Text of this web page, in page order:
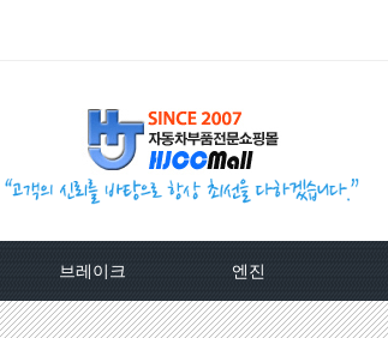
센서
브레이크
베스트브레이크패드 -한국베랄-
엔진
라지에이타